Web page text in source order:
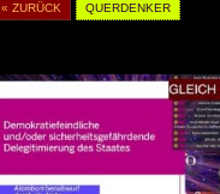
« ZURÜCK QUERDENKER